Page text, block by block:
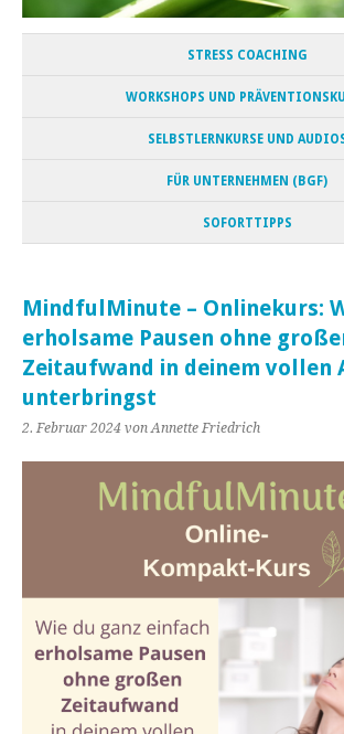
STRESS COACHING
WORKSHOPS UND
SELBSTLERNKURSE UND
FÜR UNTERNEHMEN (BGF)
SOFORTTIPPS
MindfulMinute – Onlinekurs:
erholsame Pausen ohne
Zeitaufwand in deinem vollen
unterbringst
2. Februar 2024 von Annette Friedrich